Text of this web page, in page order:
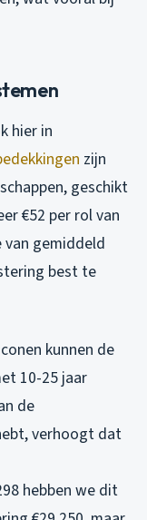
hier in
zijn
geschikt
€52 per rol van
van gemiddeld
best te
kunnen de
10-25 jaar
de
verhoogt dat
hebben we dit